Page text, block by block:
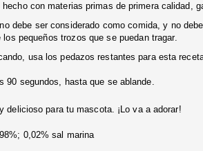
con materias primas de primera calidad,
debe ser considerado como comida, y no
pequeños trozos que se puedan tragar.
usa los pedazos restantes para esta
90 segundos, hasta que se ablande.
delicioso para tu mascota. ¡Lo va a adorar!
0,02% sal marina